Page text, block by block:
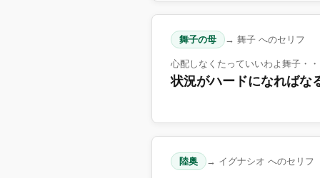
舞子の母 → 舞子 へのセリフ
心配しなくたっていいわよ舞子・
状況がハードになればな
陸奥 → イグナシオ へのセリフ